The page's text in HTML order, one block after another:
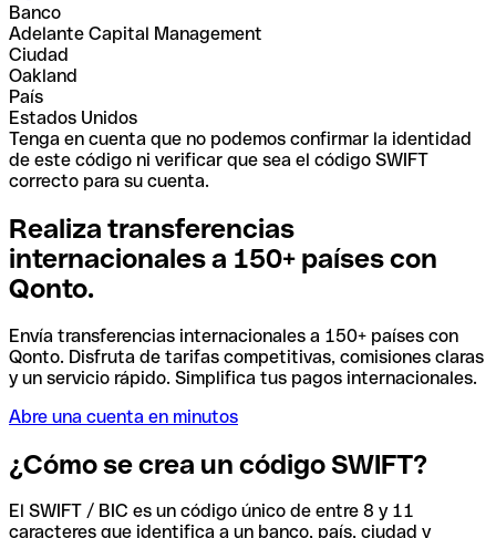
Banco
Adelante Capital Management
Ciudad
Oakland
País
Estados Unidos
Tenga en cuenta que no podemos confirmar la identidad
de este código ni verificar que sea el código SWIFT
correcto para su cuenta.
Realiza transferencias
internacionales a 150+ países con
Qonto.
Envía transferencias internacionales a 150+ países con
Qonto. Disfruta de tarifas competitivas, comisiones claras
y un servicio rápido. Simplifica tus pagos internacionales.
Abre una cuenta en minutos
¿Cómo se crea un código SWIFT?
El SWIFT / BIC es un código único de entre 8 y 11
caracteres que identifica a un banco, país, ciudad y